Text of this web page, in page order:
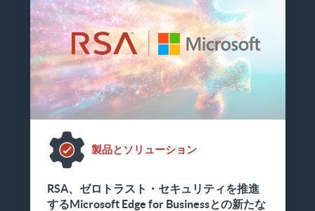
製品とソリューション
RSA、ゼロトラスト・セキュリティを推進
するMicrosoft Edge for Businessとの新たな